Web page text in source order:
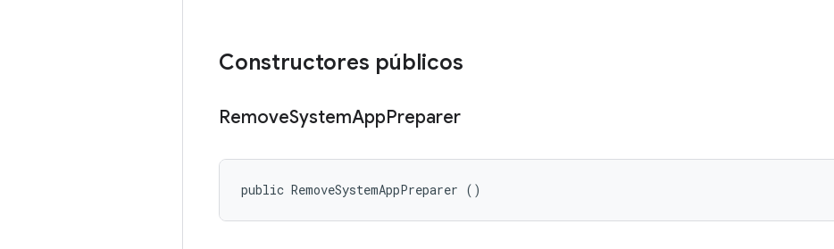
Constructores públicos
RemoveSystemAppPreparer
public RemoveSystemAppPreparer ()